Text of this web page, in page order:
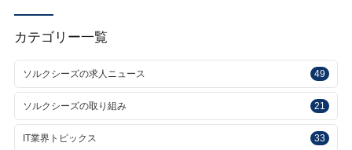
カテゴリー一覧
ソルクシーズの求人ニュース 49
ソルクシーズの取り組み 21
IT業界トピックス 33